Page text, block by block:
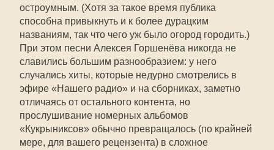
остроумным. (Хотя за такое время публика
способна привыкнуть и к более дурацким
названиям, так что чего уж было огород городить.)
При этом песни Алексея Горшенёва никогда не
славились большим разнообразием: у него
случались хиты, которые недурно смотрелись в
эфире «Нашего радио» и на сборниках, заметно
отличаясь от остального контента, но
прослушивание номерных альбомов
«Кукрыниксов» обычно превращалось (по крайней
мере, для вашего рецензента) в сложное